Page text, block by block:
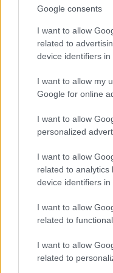
Google consents
I want to allow
related to
device identifiers in
I want to allow my
Google for online
I want to allow
personalized
I want to allow
related to analytics
device identifiers in
I want to allow
related to
I want to allow
related to
Munkatársaival
szakirodalmi
indítottBibliográfiák
számáracímmel. E
Szentmihályi több
Tudományegyetem a
;ThomasMann
magyar irodalom; A
történetének
segédkönyvek
Szentmihályi
tanulmányábanírt
számára készített
tudományos munka
szakirodalmához
összeállításának
Útmutatóval
nekrológjában